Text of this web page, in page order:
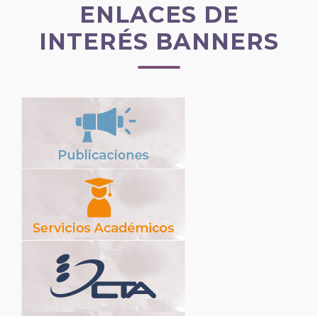
ENLACES DE
INTERÉS BANNERS